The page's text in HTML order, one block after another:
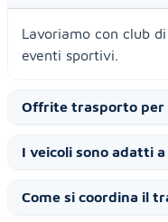
Lavoriamo con club
eventi sportivi.
Offrite trasporto per
I veicoli sono adatti
Come si coordina il